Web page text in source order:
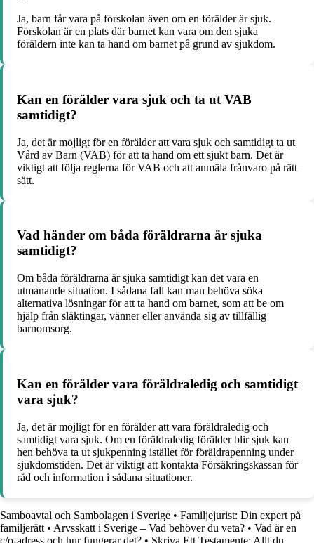
Ja, barn får vara på förskolan även om en förälder är sjuk.
Förskolan är en plats där barnet kan vara om den sjuka
föräldern inte kan ta hand om barnet på grund av sjukdom.
Kan en förälder vara sjuk och ta ut VAB
samtidigt?
Ja, det är möjligt för en förälder att vara sjuk och samtidigt ta ut
Vård av Barn (VAB) för att ta hand om ett sjukt barn. Det är
viktigt att följa reglerna för VAB och att anmäla frånvaro på rätt
sätt.
Vad händer om båda föräldrarna är sjuka
samtidigt?
Om båda föräldrarna är sjuka samtidigt kan det vara en
utmanande situation. I sådana fall kan man behöva söka
alternativa lösningar för att ta hand om barnet, som att be om
hjälp från släktingar, vänner eller använda sig av tillfällig
barnomsorg.
Kan en förälder vara föräldraledig och samtidigt
vara sjuk?
Ja, det är möjligt för en förälder att vara föräldraledig och
samtidigt vara sjuk. Om en föräldraledig förälder blir sjuk kan
hen behöva ta ut sjukpenning istället för föräldrapenning under
sjukdomstiden. Det är viktigt att kontakta Försäkringskassan för
råd och information i sådana situationer.
Samboavtal och Sambolagen i Sverige • Familjejurist: Din expert på
familjerätt • Arvsskatt i Sverige – Vad behöver du veta? • Vad är en
c/o-adress och hur fungerar det? • Skriva Ett Testamente: Allt du